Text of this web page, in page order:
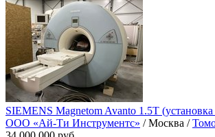
SIEMENS Magnetom Avanto 1.5T
ООО «Ай-Ти Инструментс» / Москва /